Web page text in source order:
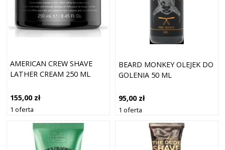
AMERICAN CREW SHAVE
LATHER CREAM 250 ML
155,00 zł
1 oferta
BEARD MONKEY OLEJEK DO
GOLENIA 50 ML
95,00 zł
1 oferta